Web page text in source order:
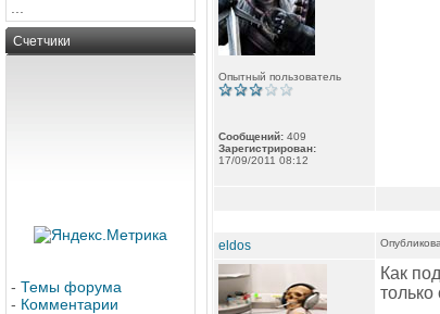
Счетчики
- Темы форума
- Комментарии
Опытный пользователь
Сообщений: 409
Зарегистрирован:
17/09/2011 08:12
eldos
Как